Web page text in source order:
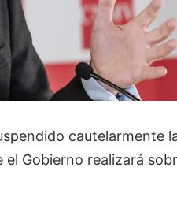
cautelarmente
el Gobierno realizará